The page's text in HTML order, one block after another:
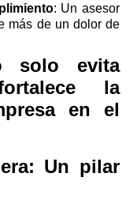
: Un asesor
más de un dolor de
solo evita
la
en el
Un pilar